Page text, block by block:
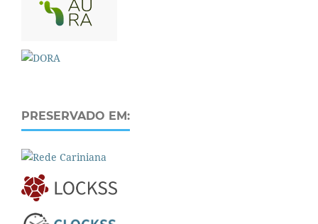
PRESERVADO EM: